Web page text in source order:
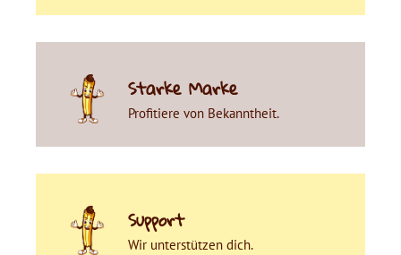
Starke Marke
Profitiere von Bekanntheit.
Support
Wir unterstützen dich.